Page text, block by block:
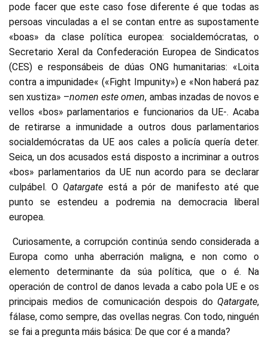
pode facer que este caso fose diferente é que todas as
persoas vinculadas a el se contan entre as supostamente
«boas» da clase política europea: socialdemócratas, o
Secretario Xeral da Confederación Europea de Sindicatos
(CES) e responsábeis de dúas ONG humanitarias: «Loita
contra a impunidade« («Fight Impunity») e «Non haberá paz
sen xustiza» –nomen este omen, ambas inzadas de novos e
vellos «bos» parlamentarios e funcionarios da UE-. Acaba
de retirarse a inmunidade a outros dous parlamentarios
socialdemócratas da UE aos cales a policía quería deter.
Seica, un dos acusados está disposto a incriminar a outros
«bos» parlamentarios da UE nun acordo para se declarar
culpábel. O Qatargate está a pór de manifesto até que
punto se estendeu a podremia na democracia liberal
europea.
Curiosamente, a corrupción continúa sendo considerada a
Europa como unha aberración maligna, e non como o
elemento determinante da súa política, que o é. Na
operación de control de danos levada a cabo pola UE e os
principais medios de comunicación despois do Qatargate,
fálase, como sempre, das ovellas negras. Con todo, ninguén
se fai a pregunta máis básica: De que cor é a manda?